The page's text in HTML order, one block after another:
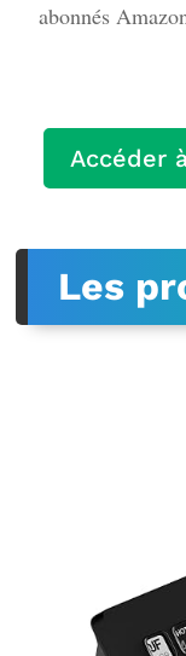
abonnés
Accéder
Les